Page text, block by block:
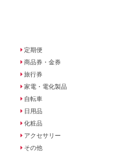
定期便
商品券・金券
旅行券
家電・電化製品
自転車
日用品
化粧品
アクセサリー
その他